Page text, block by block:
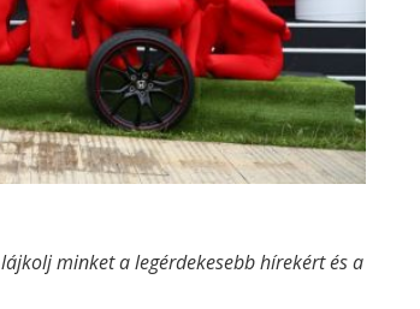
minket a legérdekesebb hírekért és a